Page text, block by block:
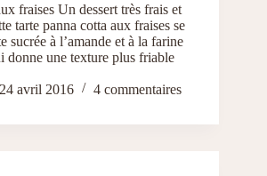
fraises Un dessert très frais et
tarte panna cotta aux fraises se
sucrée à l’amande et à la farine
donne une texture plus friable
24 avril 2016 4 commentaires